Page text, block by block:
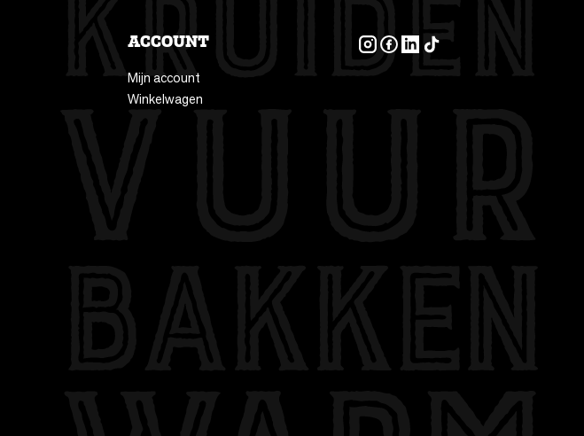
ACCOUNT
Mijn account
Winkelwagen
INSTAGRAM
FACEBOOK
LINKEDIN
TIKTOK